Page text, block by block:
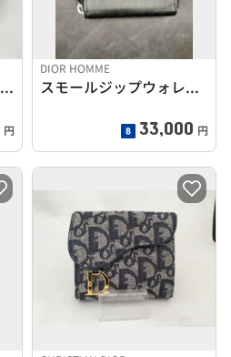
3つ折りコンパクトウォレット
円
DIOR HOMME
スモールジップウォレット
33,000 円